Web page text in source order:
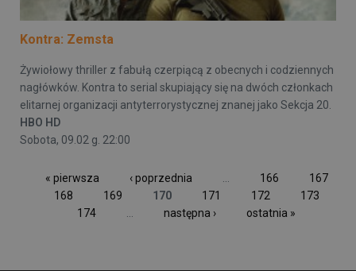
Kontra: Zemsta
Żywiołowy thriller z fabułą czerpiącą z obecnych i codziennych
nagłówków. Kontra to serial skupiający się na dwóch członkach
elitarnej organizacji antyterrorystycznej znanej jako Sekcja 20.
HBO HD
Sobota, 09.02 g. 22:00
« pierwsza ‹ poprzednia 166
167
168
169 170 171 172
173
174
następna › ostatnia »